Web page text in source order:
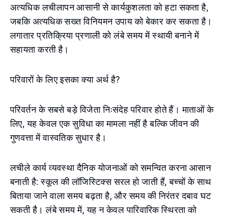
अत्यधिक लचीलापन आसानी से कार्यकुशलता को हटा सकता है,
जबकि अत्यधिक सख्त विनियमन उपाय को बेकार कर सकता है।
लगातार प्रतिक्रिया प्रणाली को लंबे समय में स्थायी बनाने में
सहायता करती है।
परिवारों के लिए इसका क्या अर्थ है?
परिवर्तन के सबसे बड़े विजेता निःसंदेह परिवार होते हैं। माताओं के
लिए, यह केवल एक सुविधा का मामला नहीं है बल्कि जीवन की
गुणवत्ता में वास्वतिक सुधार है।
लचीले कार्य व्यवस्था दैनिक योजनाओं को समन्वित करना आसान
बनाती है: स्कूल की लॉजिस्टिक्स सरल हो जाती हैं, बच्चों के साथ
बिताया जाने वाला समय बढ़ता है, और समय की निरंतर दबाव घट
सकती है। लंबे समय में, यह न केवल पारिवारिक स्थिरता को